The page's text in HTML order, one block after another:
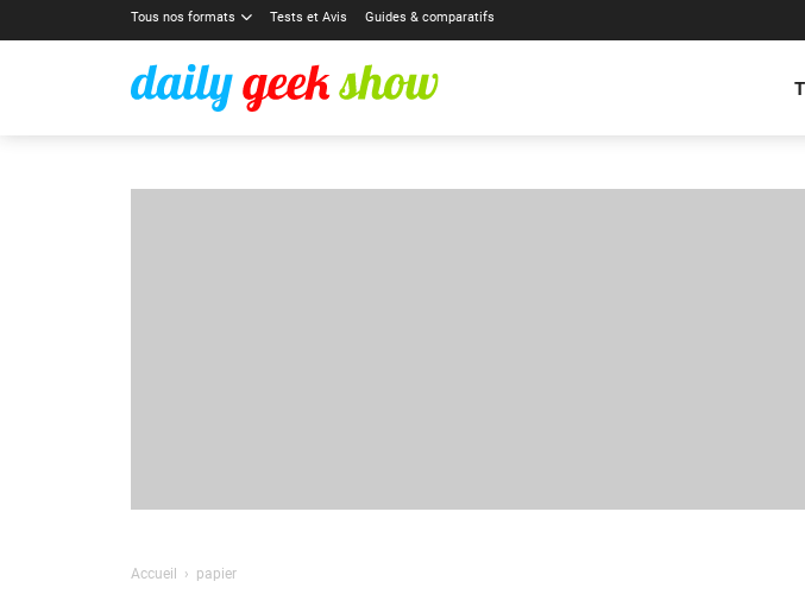
Tous nos formats Tests et Avis Guides & comparatifs
Accueil papier